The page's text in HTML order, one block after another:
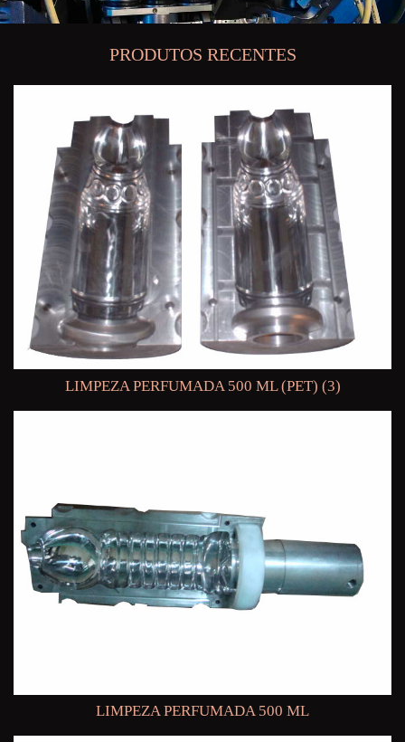
PRODUTOS RECENTES
LIMPEZA PERFUMADA 500 ML (PET) (3)
LIMPEZA PERFUMADA 500 ML